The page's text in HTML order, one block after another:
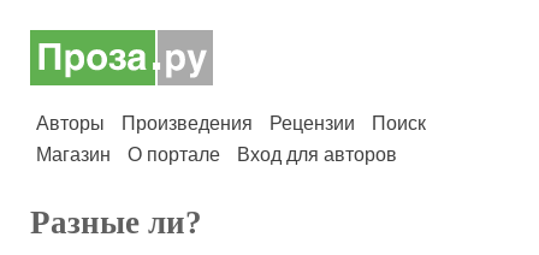
Авторы Произведения Рецензии
Поиск
Магазин
О портале Вход для авторов
Разные ли?